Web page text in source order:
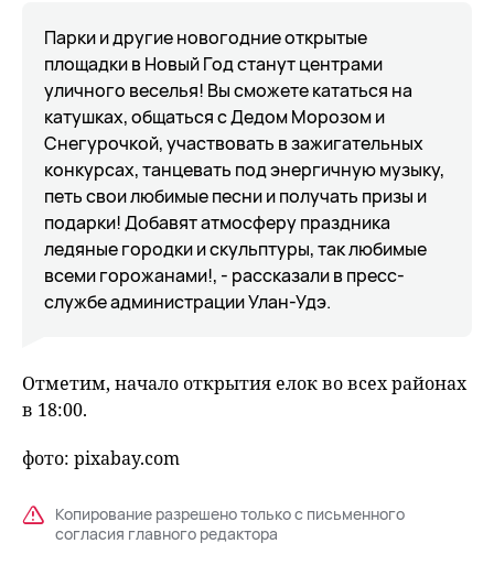
Парки и другие новогодние открытые
площадки в Новый Год станут центрами
уличного веселья! Вы сможете кататься на
катушках, общаться с Дедом Морозом и
Снегурочкой, участвовать в зажигательных
конкурсах, танцевать под энергичную музыку,
петь свои любимые песни и получать призы и
подарки! Добавят атмосферу праздника
ледяные городки и скульптуры, так любимые
всеми горожанами!, - рассказали в пресс-
службе администрации Улан-Удэ.
Отметим, начало открытия елок во всех районах
в 18:00.
фото: pixabay.com
Копирование разрешено только с письменного
согласия главного редактора